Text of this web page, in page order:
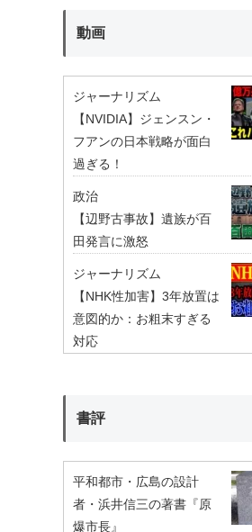
動画
ジャーナリズム
【NVIDIA】ジェンスン・
フアンの日本戦略が面白
過ぎる！
政治
【辺野古事故】遺族が百
田発言に激怒
ジャーナリズム
【NHK性加害】3年放置は
意図的か：お粗末すぎる
対応
書評
平和都市・広島の設計
者・浜井信三の著書『原
爆市長』